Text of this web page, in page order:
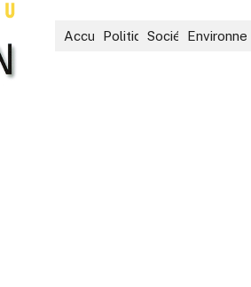
AccueilPolitiqueSociété